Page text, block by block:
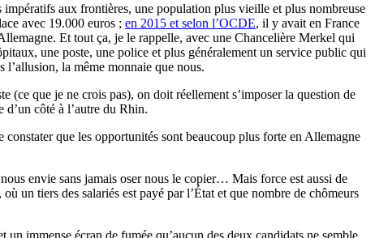
impératifs aux frontières, une population plus vieille et plus nombreuse
avec 19.000 euros ; en 2015 et selon l’OCDE, il y avait en France
Et tout ça, je le rappelle, avec une Chancelière Merkel qui
une poste, une police et plus généralement un service public qui
l’allusion, la même monnaie que nous.
(ce que je ne crois pas), on doit réellement s’imposer la question de
côté à l’autre du Rhin.
que les opportunités sont beaucoup plus forte en Allemagne
envie sans jamais oser nous le copier… Mais force est aussi de
un tiers des salariés est payé par l’État et que nombre de chômeurs
immense écran de fumée qu’aucun des deux candidats ne semble